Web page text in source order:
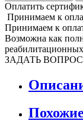
Оплатить
Принимаем к
Принимаем к
Возможна как
реабилитационных
ЗАДАТЬ ВОПРОС